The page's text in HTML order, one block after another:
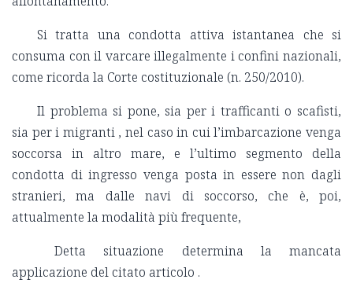
Si tratta una condotta attiva istantanea che si
consuma con il varcare illegalmente i confini nazionali,
come ricorda la Corte costituzionale (n. 250/2010).
Il problema si pone, sia per i trafficanti o scafisti,
sia per i migranti , nel caso in cui l’imbarcazione venga
soccorsa in altro mare, e l’ultimo segmento della
condotta di ingresso venga posta in essere non dagli
stranieri, ma dalle navi di soccorso, che è, poi,
attualmente la modalità più frequente,
Detta situazione determina la mancata
applicazione del citato articolo .